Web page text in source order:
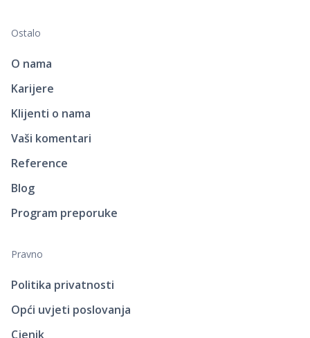
Ostalo
O nama
Karijere
Klijenti o nama
Vaši komentari
Reference
Blog
Program preporuke
Pravno
Politika privatnosti
Opći uvjeti poslovanja
Cjenik